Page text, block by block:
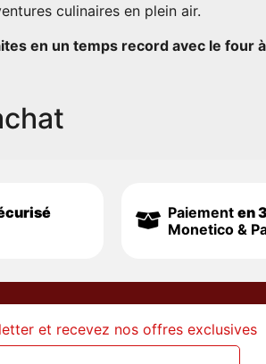
culinaires en plein air.
en un temps record avec le four à
Paiement en
Monetico &
et recevez nos offres exclusives